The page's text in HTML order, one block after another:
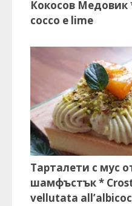
Кокосов Медовик
cocco e lime
Тарталети с мус
шамфъстък *
vellutata